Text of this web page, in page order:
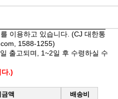
이용하고 있습니다. (CJ 대한통
, 1588-1255)
출고되며, 1~2일 후 수령하실 수
.)
액
배송비